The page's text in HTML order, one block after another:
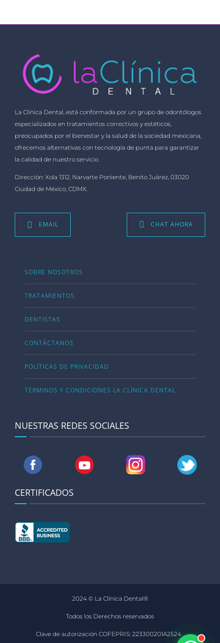
La Clínica Dental, está conformada por un grupo de odontólogos
especializados en tratamientos correctivos y estéticos,
preocupados por el bienestar y la salud de la sociedad mexicana,
ofrecemos alternativas con tecnología de punta para garantizar
la calidad de nuestro servicio.
Dirección: Xola 1312, Narvarte Poniente, Benito Juárez, 03020
Ciudad de México, CDMX.
EMAIL CHAT AHORA
SOBRE NOSOTROS
TRATAMIENTOS
DENTISTAS
CONTÁCTANOS
POLÍTICAS DE PRIVACIDAD
TÉRMINOS Y CONDICIONES LA CLÍNICA DENTAL
NUESTRAS REDES SOCIALES
CERTIFICADOS
2024 © La Clínica Dental®
Todos los Derechos reservados
Clave de autorización COFEPRIS: 223300201A2524 .